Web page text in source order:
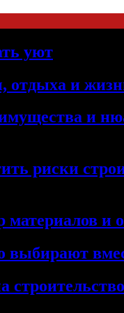
уют
отдыха и
и
риски
и
выбирают
строительство